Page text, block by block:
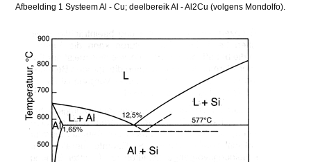
Afbeelding 1 Systeem Al - Cu; deelbereik Al - Al2Cu (volgens Mondolfo).